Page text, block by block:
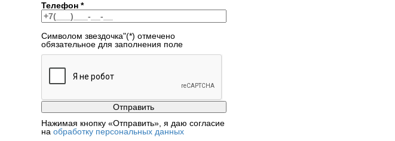
Телефон *
Символом звездочка"(*) отмечено
обязательное для заполнения поле
Нажимая кнопку «Отправить», я даю согласие
на обработку персональных данных